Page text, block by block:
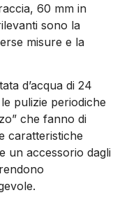
60 mm in
sono la
misure e la
d’acqua di 24
pulizie periodiche
che fanno di
caratteristiche
un accessorio dagli